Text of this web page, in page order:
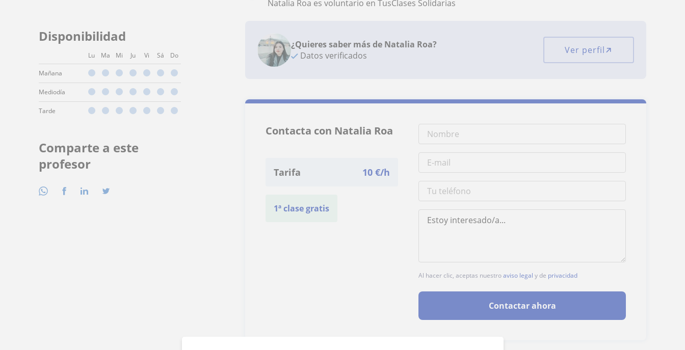
Disponibilidad
Lu Ma Mi Ju Vi Sá Do
Mañana
Mediodía
Tarde
Comparte a este
profesor
Natalia Roa es voluntario en TusClases Solidarias
¿Quieres saber más de Natalia Roa?
Datos verificados
Ver perfil
Contacta con Natalia Roa
Tarifa 10 €/h
1ª clase gratis
Al hacer clic, aceptas nuestroaviso legal y de privacidad
Contactar ahora